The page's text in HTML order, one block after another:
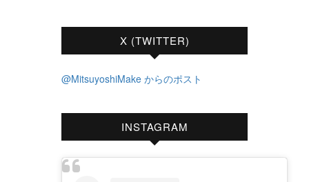
X (TWITTER)
@MitsuyoshiMake からのポスト
INSTAGRAM